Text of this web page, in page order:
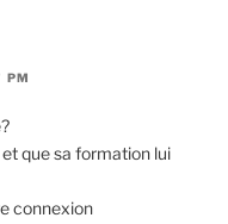
PM
et que sa formation lui
connexion